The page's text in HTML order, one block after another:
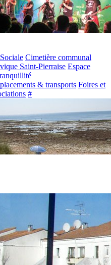
Cimetière communal
Saint-Pierraise Espace
& transports Foires et
#